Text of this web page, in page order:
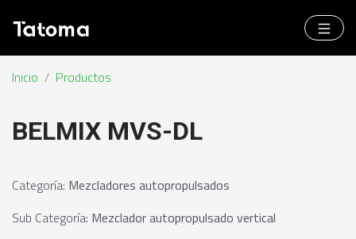
Inicio / Productos
BELMIX MVS-DL
Categoría: Mezcladores autopropulsados
Sub Categoría: Mezclador autopropulsado vertical